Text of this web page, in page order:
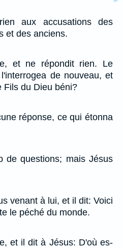
aux accusations des
et des anciens.
et ne répondit rien. Le
de nouveau, et
Fils du Dieu béni?
réponse, ce qui étonna
de questions; mais Jésus
venant à lui, et il dit: Voici
le péché du monde.
et il dit à Jésus: D'où es-